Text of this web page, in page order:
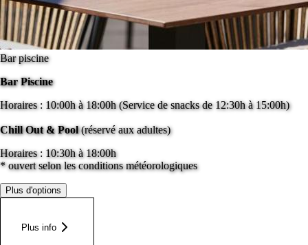
Bar piscine
Bar Piscine
Horaires : 10:00h à 18:00h (Service de snacks de 12:30h à 15:00h)
Chill Out & Pool(réservé aux adultes)
Horaires : 10:30h à 18:00h
* ouvert selon les conditions météorologiques
Plus d'options
Plus info